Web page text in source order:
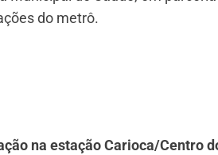
do metrô.
na estação Carioca/Centro